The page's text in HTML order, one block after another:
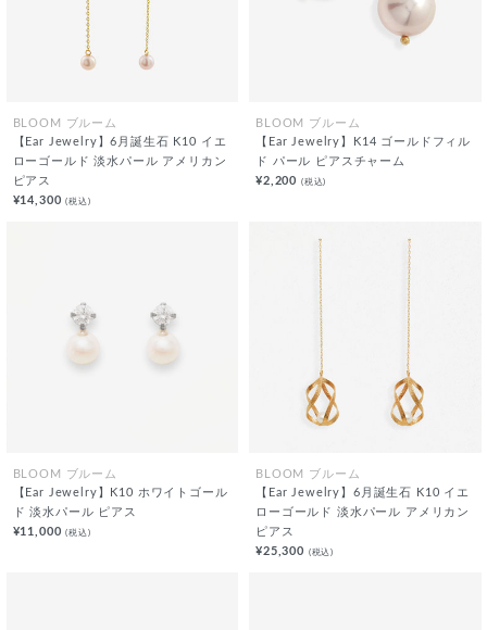
BLOOM ブルーム
【Ear Jewelry】6月誕生石 K10 イエ
ローゴールド 淡水パール アメリカン
ピアス
¥14,300(税込)
BLOOM ブルーム
【Ear Jewelry】K14 ゴールドフィル
ド パール ピアスチャーム
¥2,200 (税込)
BLOOM ブルーム
【Ear Jewelry】K10 ホワイトゴール
ド 淡水パール ピアス
¥11,000(税込)
BLOOM ブルーム
【Ear Jewelry】6月誕生石 K10 イエ
ローゴールド 淡水パール アメリカン
ピアス
¥25,300 (税込)